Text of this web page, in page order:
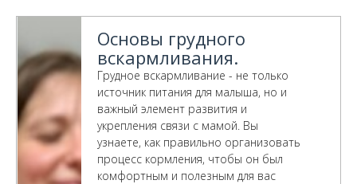
Основы грудного
вскармливания.
Грудное вскармливание - не только
источник питания для малыша, но и
важный элемент развития и
укрепления связи с мамой. Вы
узнаете, как правильно организовать
процесс кормления, чтобы он был
комфортным и полезным для вас